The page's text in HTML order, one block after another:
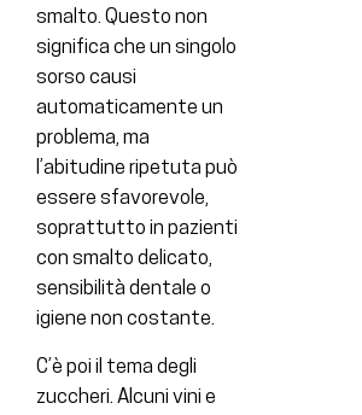
smalto. Questo non
significa che un singolo
sorso causi
automaticamente un
problema, ma
l’abitudine ripetuta può
essere sfavorevole,
soprattutto in pazienti
con smalto delicato,
sensibilità dentale o
igiene non costante.
C’è poi il tema degli
zuccheri. Alcuni vini e